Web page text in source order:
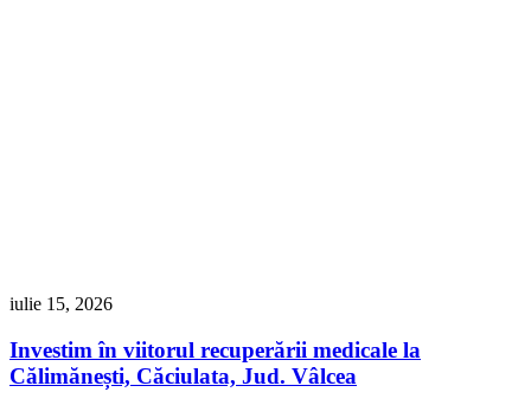
iulie 15, 2026
Investim în viitorul recuperării medicale la
Călimănești, Căciulata, Jud. Vâlcea